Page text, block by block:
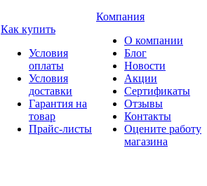
Как купить
Условия
оплаты
Условия
доставки
Гарантия на
товар
Прайс-листы
Компания
О компании
Блог
Новости
Акции
Сертификаты
Отзывы
Контакты
Оцените работу
магазина